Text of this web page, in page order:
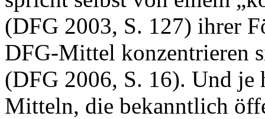
(DFG 2003, S. 127) ihrer
DFG-Mittel konzentrieren
(DFG 2006, S. 16). Und je
Mitteln, die bekanntlich